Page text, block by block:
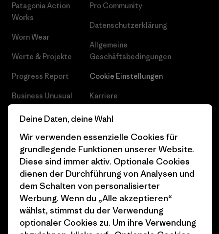
Patagonia Action
Works
Worn Wear
Werte & Projekte
Progress Report
Business Unusual
Klimaziele
1% For The Planet
Wie wir finanzieren
Geschenkgutscheine
Stores in deiner
Nähe
Pro Community
Datenschutzerklärung
Allgemeine
Geschäftsbedingungen
Cookie Einstellungen
Karriere
Pressekontakt
Industry program
Affiliate-Programm
Patagonia Deutschland
Seitenverzeichnis
Deine Daten, deine Wahl
Wir verwenden essenzielle Cookies für
grundlegende Funktionen unserer Website.
Diese sind immer aktiv. Optionale Cookies
dienen der Durchführung von Analysen und
dem Schalten von personalisierter
Werbung. Wenn du „Alle akzeptieren“
wählst, stimmst du der Verwendung
optionaler Cookies zu. Um ihre Verwendung